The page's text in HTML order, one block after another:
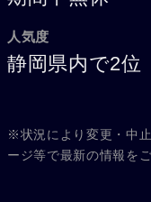
人気度
静岡県内で2位
※状況により変更・中
ージ等で最新の情報を